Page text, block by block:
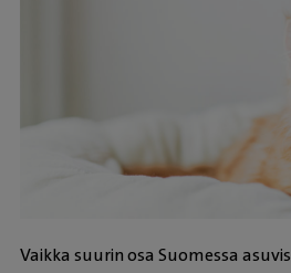
Vaikka suurin osa Suomessa